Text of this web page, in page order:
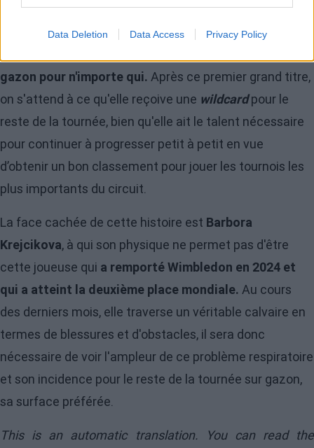
Data Deletion Data Access Privacy Policy
Malgré cettefin aigre-douce, il ne faut pas négliger le
bon niveau auquel jouait Robin, s'appuyant sur son
gazon pour n'importe qui. Après ce premier grand titre,
on s'attend à ce qu'elle reçoive une wildcardpour le
reste de la tournée, bien qu'elle ait le talent nécessaire
pour continuer à progresser petit à petit en vue
d’obtenir un bon classement pour jouer les tournois les
plus importants du circuit.
La face cachée de cette histoire est Barbora
Krejcikova, à qui son physique ne permet pas d'être
cette joueuse qui a remporté Wimbledon en 2024 et
qui a atteint la deuxième place mondiale. Au cours
des derniers mois, elle traverse un véritable calvaire en
termes de blessures et d'obstacles, il sera donc
nécessaire de voir l'ampleur de ce problème respiratoire
et son incidence pour le reste de la tournée sur gazon,
sa surface préférée.
This is an automatic translation. You can read the